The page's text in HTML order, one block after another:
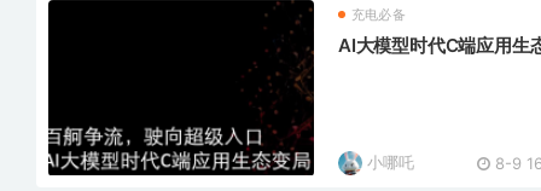
充电必备
AI大模型时代C端应用生
小哪吒 8-9